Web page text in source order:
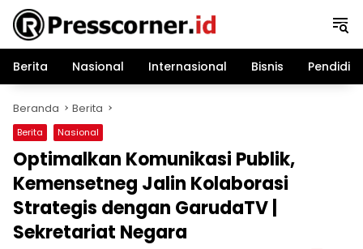
Langsung
konten
Berita
Nasional Internasional Bisnis
Beranda Berita
Berita Nasional
Optimalkan Komunikasi Publik,
Kemensetneg Jalin Kolaborasi
Strategis dengan GarudaTV |
Sekretariat Negara